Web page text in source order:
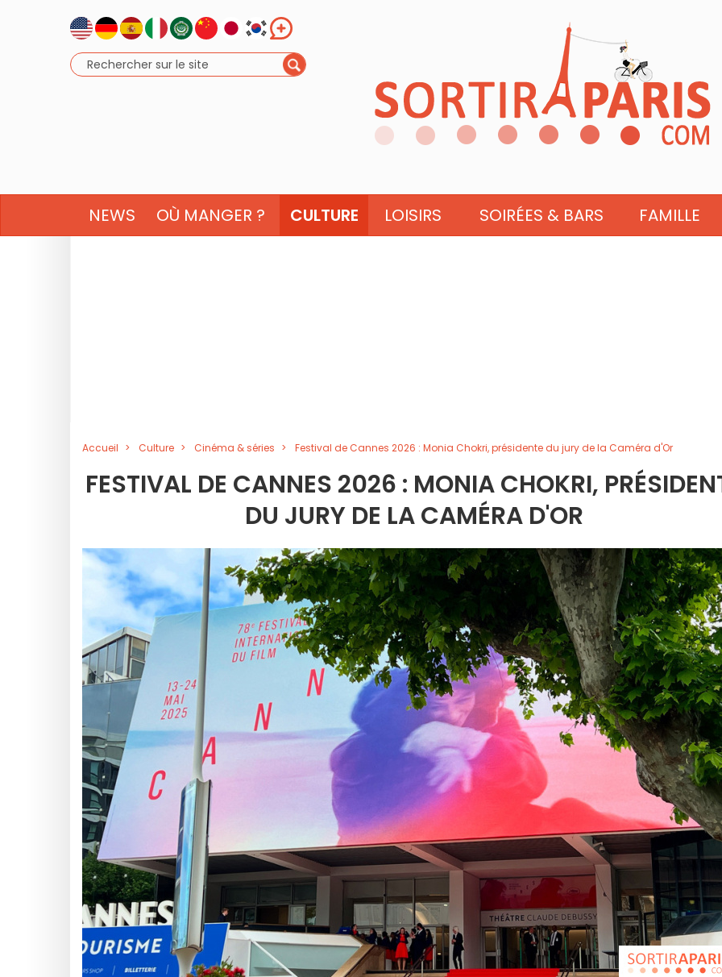
NEWS OÙ MANGER ? CULTURE LOISIRS SOIRÉES & BARS FAMILLE
Accueil Culture Cinéma & séries Festival de Cannes 2026 : Monia Chokri, présidente du jury de la Caméra d'Or
FESTIVAL DE CANNES 2026 : MONIA CHOKRI,
DU JURY DE LA CAMÉRA D'OR